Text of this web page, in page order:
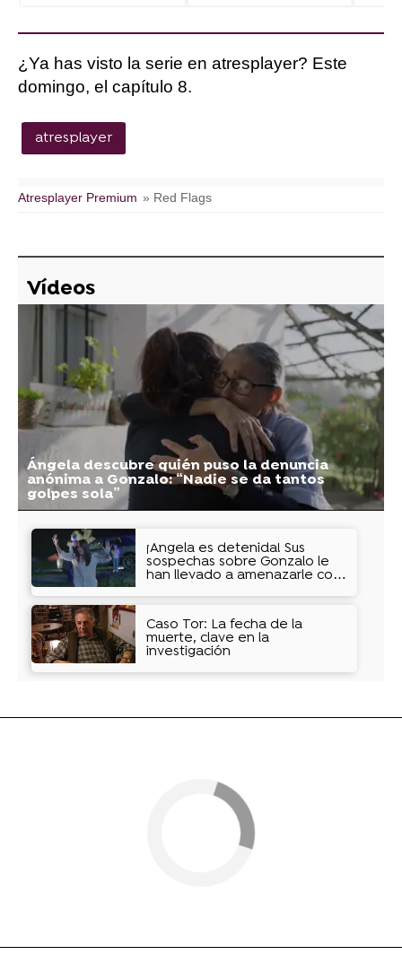
¿Ya has visto la serie en atresplayer? Este
domingo, el capítulo 8.
atresplayer
Atresplayer Premium » Red Flags
Vídeos
Ángela descubre quién puso la denuncia
anónima a Gonzalo: “Nadie se da tantos
golpes sola”
¡Ángela es detenida! Sus
sospechas sobre Gonzalo le
han llevado a amenazarle con
Caso Tor: La fecha de la
muerte, clave en la
investigación